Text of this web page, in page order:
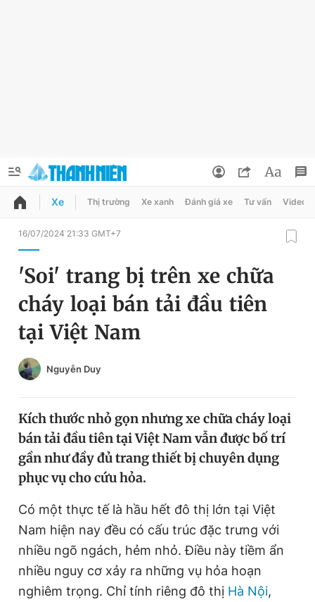
QUẢNG CÁO
Chuyên mục
Chuyên mục khác
Chào ngày mới
Video Magazine
Sản phẩm khác
Tiện ích Bạn cần biết
Thông tin tòa soạn Liên hệ quảng cáo
Đổi mật khẩu
Tin đã lưu
Tin đã xem
Xe Thị trường Xe xanh Đánh giá xe Tư vấn Video
16/07/2024 21:33 GMT+7
'Soi' trang bị trên xe chữa
cháy loại bán tải đầu tiên
tại Việt Nam
Nguyễn Duy
Kích thước nhỏ gọn nhưng xe chữa cháy loại
bán tải đầu tiên tại Việt Nam vẫn được bố trí
gần như đầy đủ trang thiết bị chuyên dụng
phục vụ cho cứu hỏa.
Có một thực tế là hầu hết đô thị lớn tại Việt
Nam hiện nay đều có cấu trúc đặc trưng với
nhiều ngõ ngách, hẻm nhỏ. Điều này tiềm ẩn
nhiều nguy cơ xảy ra những vụ hỏa hoạn
nghiêm trọng. Chỉ tính riêng đô thị Hà Nội,